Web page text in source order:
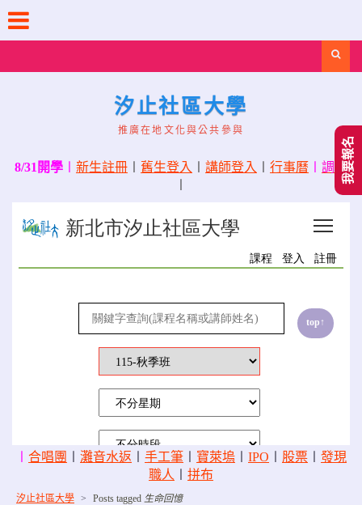
content
汐止社區大學
推廣在地文化與公共參與
8/31開學 新生註冊 舊生登入 講師登入 行事曆
調課
合唱團 灘音水返 手工筆 寶萊塢 IPO 股票
發現
職人
拼布
汐止社區大學 > Posts tagged 生命回憶
我要報名